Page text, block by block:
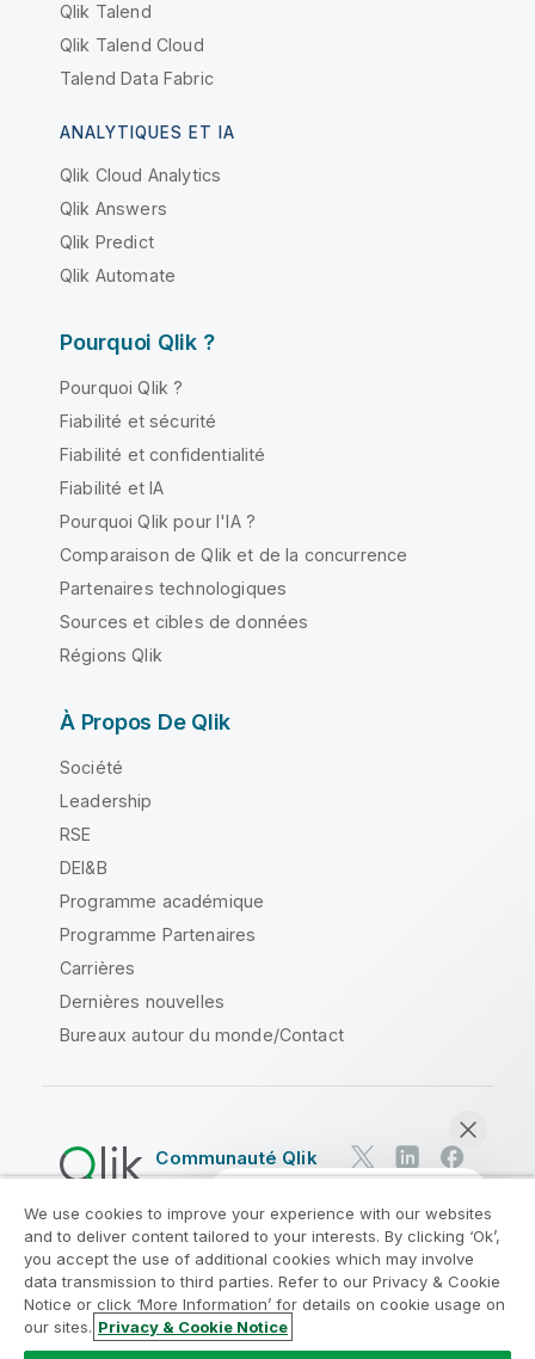
Discuter maintenant
Qlik Talend
Qlik Talend Cloud
Talend Data Fabric
ANALYTIQUES ET IA
Qlik Cloud Analytics
Qlik Answers
Qlik Predict
Qlik Automate
Pourquoi Qlik ?
Pourquoi Qlik ?
Fiabilité et sécurité
Fiabilité et confidentialité
Fiabilité et IA
Pourquoi Qlik pour l'IA ?
Comparaison de Qlik et de la concurrence
Partenaires technologiques
Sources et cibles de données
Régions Qlik
À Propos De Qlik
Société
Leadership
RSE
DEI&B
Programme académique
Programme Partenaires
Carrières
Dernières nouvelles
Bureaux autour du monde/Contact
Communauté Qlik
Contrats juridiques
Conditions d'utilisation des produits
Legal Policies
Conditions légales
Conditions d'utilisation
Marques
Do Not Share My Info
We use cookies to improve your experience with our websites
and to deliver content tailored to your interests. By clicking ‘Ok’,
you accept the use of additional cookies which may involve
data transmission to third parties. Refer to our Privacy & Cookie
Notice or click ‘More Information’ for details on cookie usage on
our sites. Privacy & Cookie Notice